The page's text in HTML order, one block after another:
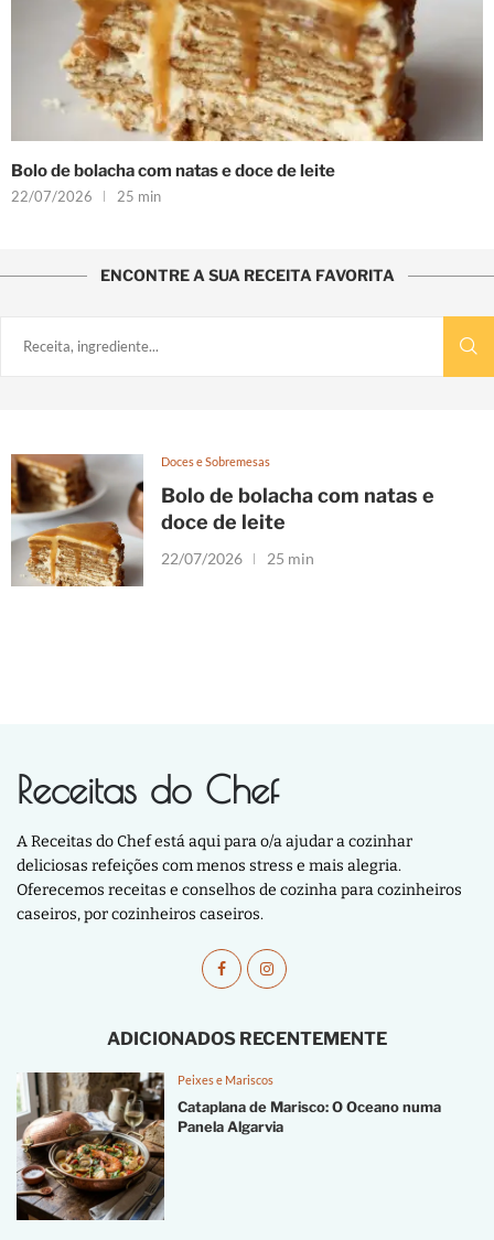
Bolo de bolacha com natas e doce de leite
22/07/2026 25 min
ENCONTRE A SUA RECEITA FAVORITA
Doces e Sobremesas
Bolo de bolacha com natas e
doce de leite
22/07/2026 25 min
Receitas do Chef
A Receitas do Chef está aqui para o/a ajudar a cozinhar
deliciosas refeições com menos stress e mais alegria.
Oferecemos receitas e conselhos de cozinha para cozinheiros
caseiros, por cozinheiros caseiros.
ADICIONADOS RECENTEMENTE
Peixes e Mariscos
Cataplana de Marisco: O Oceano numa
Panela Algarvia